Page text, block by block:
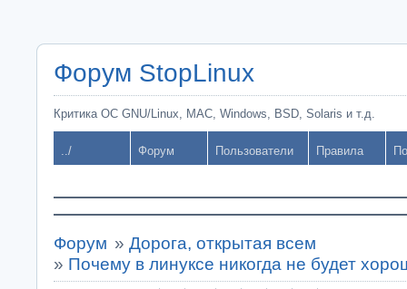
Форум StopLinux
Критика ОС GNU/Linux, MAC, Windows, BSD, Solaris и т.д.
../ Форум Пользователи Правила
Форум » Дорога, открытая всем
» Почему в линуксе никогда не будет